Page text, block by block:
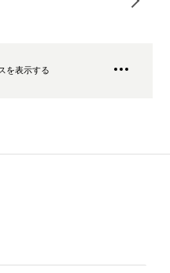
を表示する